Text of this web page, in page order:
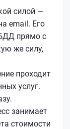
силой —
email. Его
прямо с
же силу,
проходит
услуг.
занимает
стоимости